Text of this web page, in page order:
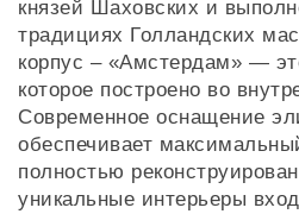
князей Шаховских и
традициях Голландских
корпус – «Амстердам» —
которое построено во
Современное оснащение
обеспечивает
полностью
уникальные интерьеры